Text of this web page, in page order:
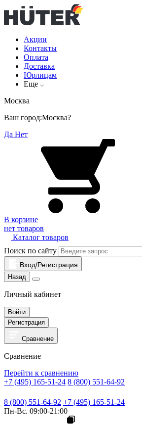
Акции
Контакты
Оплата
Доставка
Юрлицам
Еще
Москва
Ваш город:Москва?
Да Нет
В корзине
нет товаров
Каталог товаров
Поиск по сайту
Вход/Регистрация
Назад
Личный кабинет
Войти
Регистрация
Сравнение
Сравнение
Перейти к сравнению
+7 (495) 165-51-24 8 (800) 551-64-92
8 (800) 551-64-92 +7 (495) 165-51-24
Пн-Вс. 09:00-21:00